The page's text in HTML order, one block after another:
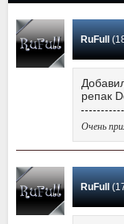
RuFull (18
репак
Очень
RuFull (17